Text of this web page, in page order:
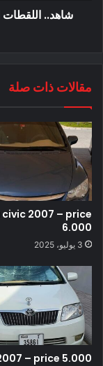
شاهد..
مقالات ذات صلة
civic 2007 – price
6.000
3 يوليو، 2025
– price 5.000